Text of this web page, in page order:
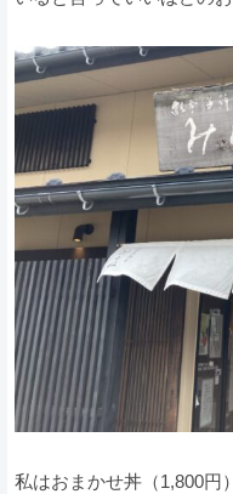
私はおまかせ丼（1,800円